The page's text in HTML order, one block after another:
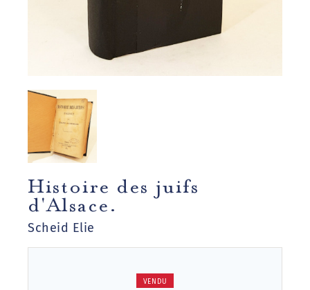
Histoire des juifs
d'Alsace.
Scheid Elie
VENDU